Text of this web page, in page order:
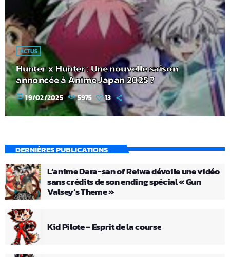
ACTUS
Hunter x Hunter : Une nouvelle saison
annoncée à Anime Japan 2025 ?
today 19/02/2025 5975 13
DERNIÈRES PUBLICATIONS
L’anime Dara-san of Reiwa dévoile une vidéo
sans crédits de son ending spécial « Gun
Valsey’s Theme »
Kid Pilote – Esprit de la course